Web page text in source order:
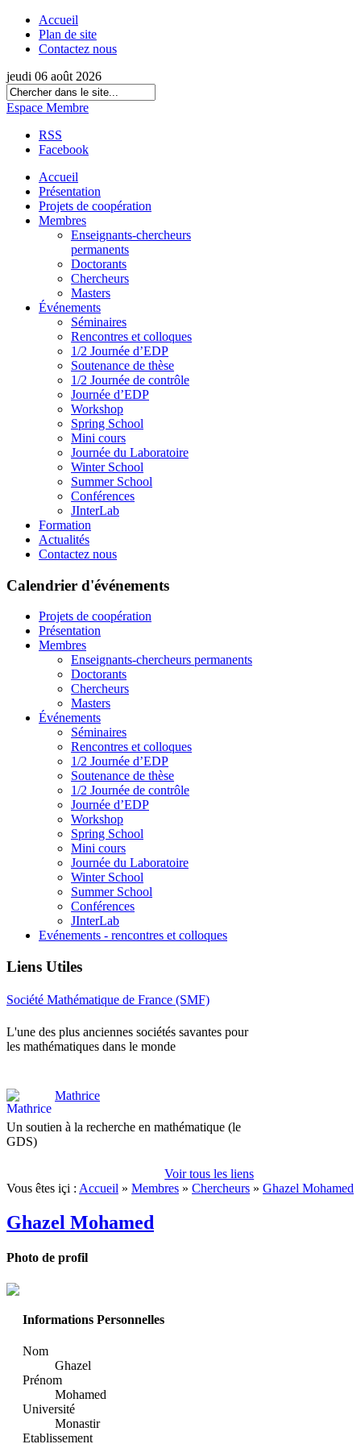
Accueil
Plan de site
Contactez nous
jeudi 06 août 2026
Espace Membre
RSS
Facebook
Accueil
Présentation
Projets de coopération
Membres
Enseignants-chercheurs
permanents
Doctorants
Chercheurs
Masters
Événements
Séminaires
Rencontres et colloques
1/2 Journée d’EDP
Soutenance de thèse
1/2 Journée de contrôle
Journée d’EDP
Workshop
Spring School
Mini cours
Journée du Laboratoire
Winter School
Summer School
Conférences
JInterLab
Formation
Actualités
Contactez nous
Calendrier d'événements
Projets de coopération
Présentation
Membres
Enseignants-chercheurs permanents
Doctorants
Chercheurs
Masters
Événements
Séminaires
Rencontres et colloques
1/2 Journée d’EDP
Soutenance de thèse
1/2 Journée de contrôle
Journée d’EDP
Workshop
Spring School
Mini cours
Journée du Laboratoire
Winter School
Summer School
Conférences
JInterLab
Evénements - rencontres et colloques
Liens Utiles
Société Mathématique de France (SMF)
L'une des plus anciennes sociétés savantes pour
les mathématiques dans le monde
Mathrice
Un soutien à la recherche en mathématique (le
GDS)
Voir tous les liens
Vous êtes içi : Accueil » Membres » Chercheurs » Ghazel Mohamed
Ghazel Mohamed
Photo de profil
Informations Personnelles
Nom
Ghazel
Prénom
Mohamed
Université
Monastir
Etablissement